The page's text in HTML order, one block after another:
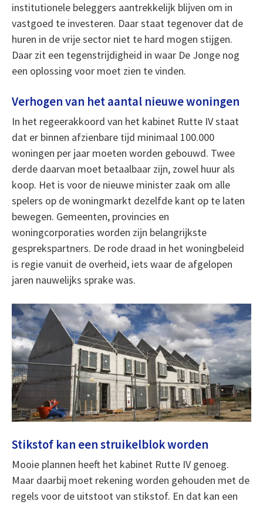
institutionele beleggers aantrekkelijk blijven om in
vastgoed te investeren. Daar staat tegenover dat de
huren in de vrije sector niet te hard mogen stijgen.
Daar zit een tegenstrijdigheid in waar De Jonge nog
een oplossing voor moet zien te vinden.
Verhogen van het aantal nieuwe woningen
In het regeerakkoord van het kabinet Rutte IV staat
dat er binnen afzienbare tijd minimaal 100.000
woningen per jaar moeten worden gebouwd. Twee
derde daarvan moet betaalbaar zijn, zowel huur als
koop. Het is voor de nieuwe minister zaak om alle
spelers op de woningmarkt dezelfde kant op te laten
bewegen. Gemeenten, provincies en
woningcorporaties worden zijn belangrijkste
gesprekspartners. De rode draad in het woningbeleid
is regie vanuit de overheid, iets waar de afgelopen
jaren nauwelijks sprake was.
Stikstof kan een struikelblok worden
Mooie plannen heeft het kabinet Rutte IV genoeg.
Maar daarbij moet rekening worden gehouden met de
regels voor de uitstoot van stikstof. En dat kan een